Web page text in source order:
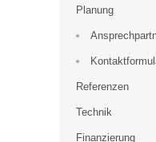
Planung
Referenzen
Technik
Finanzierung